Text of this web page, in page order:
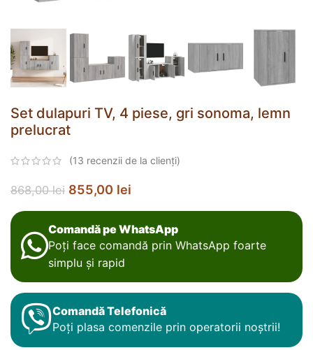
Set dulapuri TV, 4 piese, gri sonoma, lemn
prelucrat
(13 recenzii de la clienți)
868,00lei 855,00 lei
Comandă pe WhatsApp
Poți face comandă prin WhatsApp foarte
simplu și rapid
Comandă Telefonică
Poți plasa comenzile prin operatorii noștrii!